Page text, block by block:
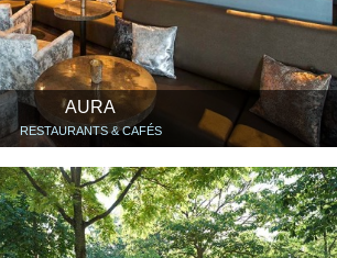
AURA
RESTAURANTS & CAFÉS